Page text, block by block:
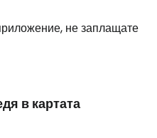
не заплащате
в картата